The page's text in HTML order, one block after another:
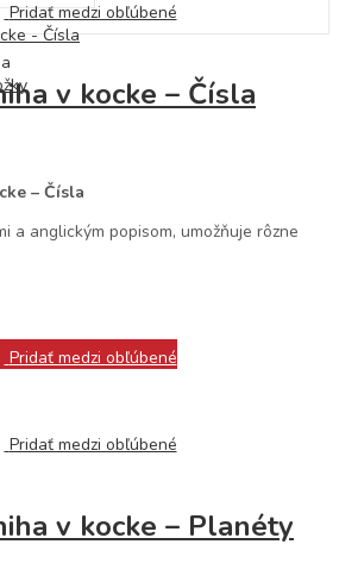
Pridať medzi obľúbené
v kocke – Čísla
– Čísla
a anglickým popisom, umožňuje rôzne
Pridať medzi obľúbené
Pridať medzi obľúbené
v kocke – Planéty